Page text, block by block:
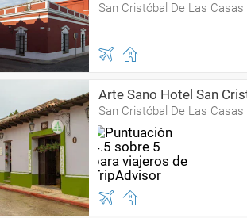
San Cristóbal De Las Casas
Arte Sano Hotel San
San Cristóbal De Las Casas